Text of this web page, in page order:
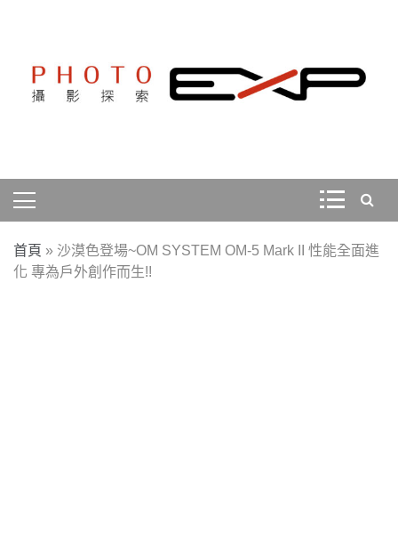
首頁 » 沙漠色登場~OM SYSTEM OM-5 Mark II 性能全面進
化 專為戶外創作而生!!